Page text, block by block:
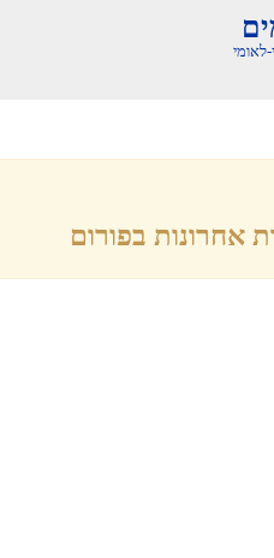
לאומי
אחרונות בפורום